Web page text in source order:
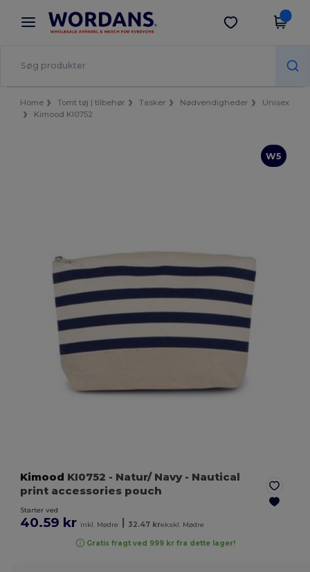
× Wordans-app
Bedre priser i appen!
Hent app
Home Tomt tøj | tilbehør Tasker Nødvendigheder
Unisex
Kimood KI0752
W5
Kimood KI0752 - Natur/ Navy- Nautical
print accessories pouch
Starter ved
40.59 kr inkl. Mødre 32.47 krekskl. Mødre
Gratis fragt ved 999 kr fra dette lager!